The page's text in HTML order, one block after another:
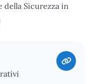
della Sicurezza in